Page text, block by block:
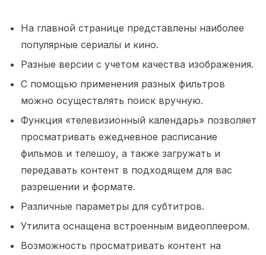
На главной странице представлены наиболее
популярные сериалы и кино.
Разные версии с учетом качества изображения.
С помощью применения разных фильтров
можно осуществлять поиск вручную.
Функция «телевизионный календарь» позволяет
просматривать ежедневное расписание
фильмов и телешоу, а также загружать и
передавать контент в подходящем для вас
разрешении и формате.
Различные параметры для субтитров.
Утилита оснащена встроенным видеоплеером.
Возможность просматривать контент на